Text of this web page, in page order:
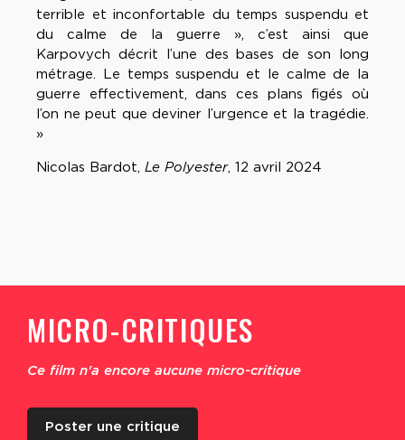
terrible et inconfortable du temps suspendu et
du calme de la guerre », c’est ainsi que
Karpovych décrit l’une des bases de son long
métrage. Le temps suspendu et le calme de la
guerre effectivement, dans ces plans figés où
l’on ne peut que deviner l’urgence et la tragédie.
»
Nicolas Bardot, Le Polyester, 12 avril 2024
MICRO-CRITIQUES
Ce film n'a encore aucune micro-critique
Poster une critique